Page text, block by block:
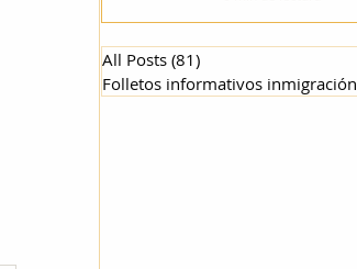
All Posts (81)
Folletos informativos inmigración